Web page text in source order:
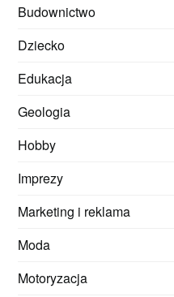
Budownictwo
Dziecko
Edukacja
Geologia
Hobby
Imprezy
Marketing i reklama
Moda
Motoryzacja